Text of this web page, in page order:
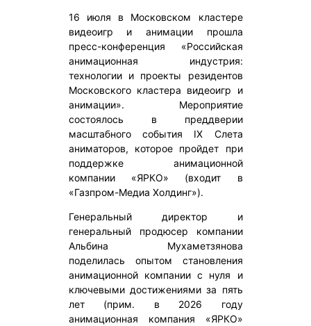
16 июля в Московском кластере
видеоигр и анимации прошла
пресс-конференция «Российская
анимационная индустрия:
технологии и проекты резидентов
Московского кластера видеоигр и
анимации». Мероприятие
состоялось в преддверии
масштабного события IX Слета
аниматоров, которое пройдет при
поддержке анимационной
компании «ЯРКО» (входит в
«Газпром-Медиа Холдинг»).
Генеральный директор и
генеральный продюсер компании
Альбина Мухаметзянова
поделилась опытом становления
анимационной компании с нуля и
ключевыми достижениями за пять
лет (прим. в 2026 году
анимационная компания «ЯРКО»